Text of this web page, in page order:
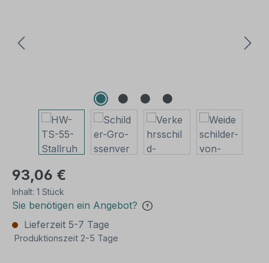
93,06 €
Inhalt: 1 Stück
Sie benötigen ein Angebot?
Lieferzeit 5-7 Tage
Produktionszeit 2-5 Tage